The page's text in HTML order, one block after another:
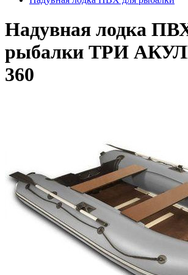
Надувная лодка
рыбалки ТРИ
360